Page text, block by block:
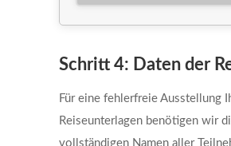
Schritt 4: Daten der
Für eine fehlerfreie Ausstellung
Reiseunterlagen benötigen wir
vollständigen Namen aller